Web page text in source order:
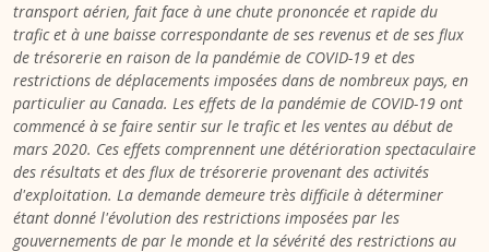
transport aérien, fait face à une chute prononcée et rapide du
trafic et à une baisse correspondante de ses revenus et de ses flux
de trésorerie en raison de la pandémie de COVID-19 et des
restrictions de déplacements imposées dans de nombreux pays, en
particulier au Canada. Les effets de la pandémie de COVID-19 ont
commencé à se faire sentir sur le trafic et les ventes au début de
mars 2020. Ces effets comprennent une détérioration spectaculaire
des résultats et des flux de trésorerie provenant des activités
d'exploitation. La demande demeure très difficile à déterminer
étant donné l'évolution des restrictions imposées par les
gouvernements de par le monde et la sévérité des restrictions au